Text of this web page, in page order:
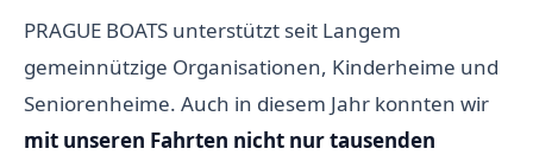
PRAGUE BOATS unterstützt seit Langem
gemeinnützige Organisationen, Kinderheime und
Seniorenheime. Auch in diesem Jahr konnten wir
mit unseren Fahrten nicht nur tausenden